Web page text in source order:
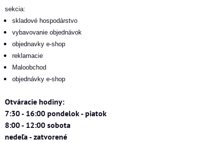
sekcia:
skladové hospodárstvo
vybavovanie objednávok
objednavky e-shop
reklamacie
Maloobchod
objednávky e-shop
Otváracie hodiny:
7:30 - 16:00 pondelok - piatok
8:00 - 12:00 sobota
nedeľa - zatvorené